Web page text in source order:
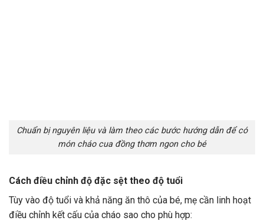
Chuẩn bị nguyên liệu và làm theo các bước hướng dẫn để có
món cháo cua đồng thơm ngon cho bé
Cách điều chỉnh độ đặc sệt theo độ tuổi
Tùy vào độ tuổi và khả năng ăn thô của bé, mẹ cần linh hoạt
điều chỉnh kết cấu của cháo sao cho phù hợp: